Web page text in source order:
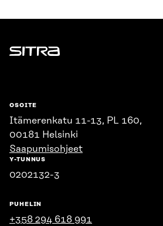
Sitra
OSOITE
Itämerenkatu 11-13, PL 160,
00181 Helsinki
Saapumisohjeet
Y-TUNNUS
0202132-3
PUHELIN
+358 294 618 991